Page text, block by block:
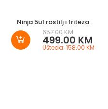
Ninja 5u1 rostilj i friteza
657.00 KM
499.00 KM
Ušteda: 158.00 KM